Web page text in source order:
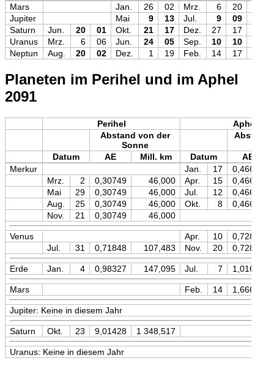
Mars
Jan. 26 02 Mrz. 6 20
Jupiter
Mai 9 13 Jul. 9 09
Saturn
Jun. 20 01 Okt. 21 17 Dez. 27 17
Uranus
Mrz. 6 06 Jun. 24 05 Sep. 10 10
Neptun
Aug. 20 02 Dez. 1 19 Feb. 14 17
Planeten im Perihel und im Aphel
2091
Perihel
Aphel
Abstand von der
Sonne
Abstand
Datum
AE Mill. km Datum AE
Merkur
Jan. 17
0,46671
Mrz.
2 0,30749 46,000 Apr. 15
0,46671
Mai
29 0,30749 46,000 Jul. 12
0,46670
Aug.
25 0,30749 46,000 Okt. 8
0,46671
Nov.
21 0,30749 46,000
Venus Apr. 10 0,72818
Jul.
31 0,71848 107,483 Nov. 20 0,72817
Erde Jan. 4 0,98327 147,095 Jul. 7 1,01668
Mars Feb. 14 1,66608
Jupiter: Keine in diesem Jahr
Saturn Okt. 23 9,01428 1 348,517
Uranus: Keine in diesem Jahr